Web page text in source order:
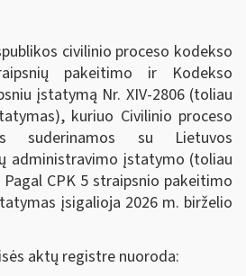
civilinio proceso kodekso
pakeitimo ir Kodekso
įstatymą Nr. XIV-2806 (toliau
kuriuo Civilinio proceso
suderinamos su Lietuvos
administravimo įstatymo (toliau
CPK 5 straipsnio pakeitimo
įsigalioja 2026 m. birželio
aktų registre nuoroda: